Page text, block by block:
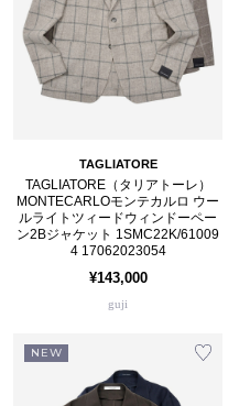
TAGLIATORE
TAGLIATORE（タリアトーレ）
MONTECARLOモンテカルロ ウー
ルライトツィードウィンドーペー
ン2Bジャケット 1SMC22K/61009
4 17062023054
¥143,000
guji
NEW